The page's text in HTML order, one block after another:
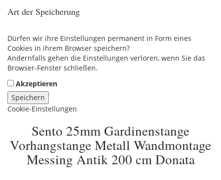
Art der Speicherung
Dürfen wir ihre Einstellungen permanent in Form eines
Cookies in ihrem Browser speichern?
Andernfalls gehen die Einstellungen verloren, wenn Sie das
Browser-Fenster schließen.
Akzeptieren
Speichern
Cookie-Einstellungen
Sento 25mm Gardinenstange
Vorhangstange Metall Wandmontage
Messing Antik 200 cm Donata